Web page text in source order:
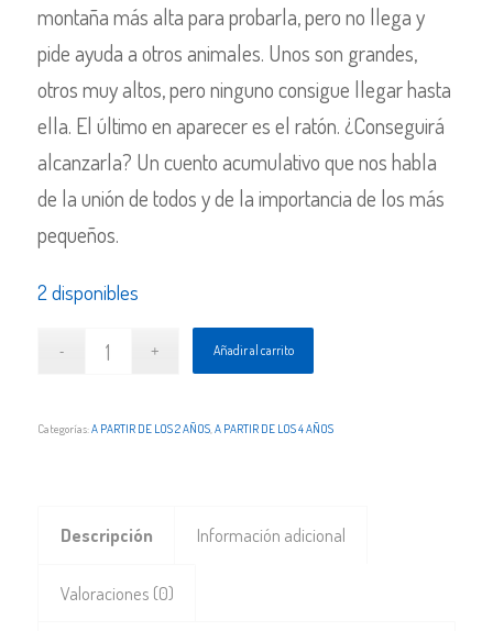
montaña más alta para probarla, pero no llega y
pide ayuda a otros animales. Unos son grandes,
otros muy altos, pero ninguno consigue llegar hasta
ella. El último en aparecer es el ratón. ¿Conseguirá
alcanzarla? Un cuento acumulativo que nos habla
de la unión de todos y de la importancia de los más
pequeños.
2 disponibles
Añadir al carrito
Categorías:A PARTIR DE LOS 2 AÑOS,A PARTIR DE LOS 4 AÑOS
Descripción Información adicional
Valoraciones (0)